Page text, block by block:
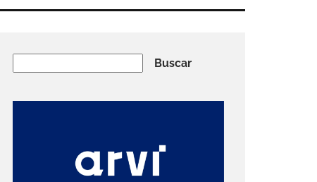
Buscar